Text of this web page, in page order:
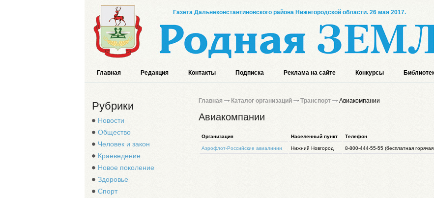
Газета Дальнеконстантиновского района Нижегородской области. 26 мая 2017.
Главная Редакция Контакты Подписка Реклама на сайте Конкурсы
Рубрики
Новости
Общество
Человек и закон
Краеведение
Новое поколение
Здоровье
Спорт
Главная Каталог организаций Транспорт Авиакомпании
Авиакомпании
Организация Населенный пункт Телефон
Аэрофлот-Российские авиалинии Нижний Новгород 8-800-444-55-55 (бесплатная